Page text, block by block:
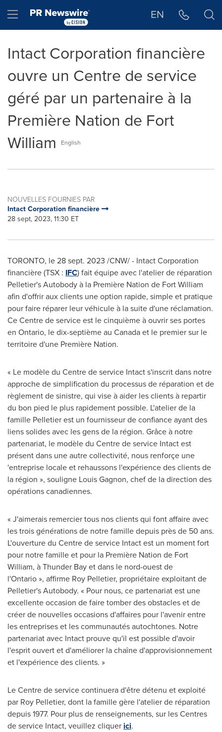
Hamburger menu EN
Intact Corporation financière
ouvre un Centre de service
géré par un partenaire à la
Première Nation de Fort
William
English
NOUVELLES FOURNIES PAR
Intact Corporation financière
28 sept, 2023, 11:30 ET
TORONTO, le28 sept. 2023 /CNW/ - Intact Corporation
financière (TSX : IFC) fait équipe avec l'atelier de réparation
Pelletier's Autobody à la Première Nation de Fort William
afin d'offrir aux clients une option rapide, simple et pratique
pour faire réparer leur véhicule à la suite d'une réclamation.
Ce Centre de service est le cinquième à ouvrir ses portes
en Ontario, le dix-septième au Canadaet le premier sur le
territoire d'une Première Nation.
« Le modèle du Centre de service Intact s'inscrit dans notre
approche de simplification du processus de réparation et de
règlement de sinistre, qui vise à aider les clients à repartir
du bon pied le plus rapidement possible. L'atelier de la
famille Pelletier est un fournisseur de confiance ayant des
liens solides avec les gens de la région. Grâce à notre
partenariat, le modèle du Centre de service Intact est
présent dans une autre collectivité, nous renforçe une
'entreprise locale et rehaussons l'expérience des clients de
la région », souligne Louis Gagnon, chef de la direction des
opérations canadiennes.
« J'aimerais remercier tous nos clients qui font affaire avec
les trois générations de notre famille depuis près de 50 ans.
L'ouverture du Centre de service Intact est un moment fort
pour notre famille et pour la Première Nation de Fort
William, àThunder Bayet dans le nord-ouest de
l'Ontario », affirme Roy Pelletier, propriétaire exploitant de
Pelletier's Autobody. « Pour nous, ce partenariat est une
excellente occasion de faire tomber des obstacles et de
créer de nouvelles occasions d'affaires pour l'avenir entre
les entreprises et les communautés autochtones. Notre
partenariat avec Intact prouve qu'il est possible d'avoir
l'esprit ouvert et d'améliorer la chaîne d'approvisionnement
et l'expérience des clients. »
Le Centre de service continuera d'être détenu et exploité
par Roy Pelletier, dont la famille gère l'atelier de réparation
depuis 1977. Pour plus de renseignements, sur les Centres
de service Intact, veuillez cliquer ici.